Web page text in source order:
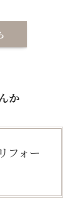
か
フォー